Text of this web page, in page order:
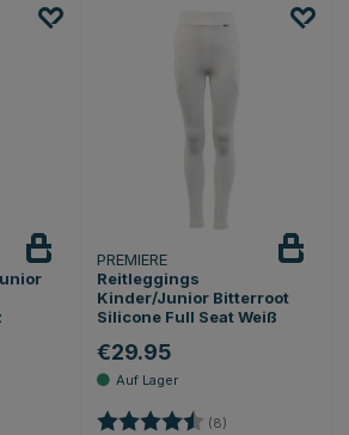
von 5 Sternen
PREMIERE
Reitleggings
Kinder/Junior Bitterroot
Silicone Full Seat Weiß
€29.95
Bewertung: (8)